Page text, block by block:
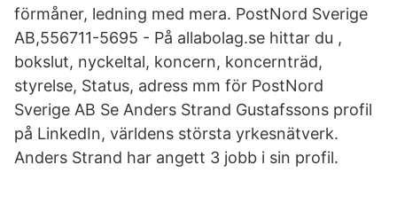
förmåner, ledning med mera. PostNord Sverige
AB,556711-5695 - På allabolag.se hittar du ,
bokslut, nyckeltal, koncern, koncernträd,
styrelse, Status, adress mm för PostNord
Sverige AB Se Anders Strand Gustafssons profil
på LinkedIn, världens största yrkesnätverk.
Anders Strand har angett 3 jobb i sin profil.